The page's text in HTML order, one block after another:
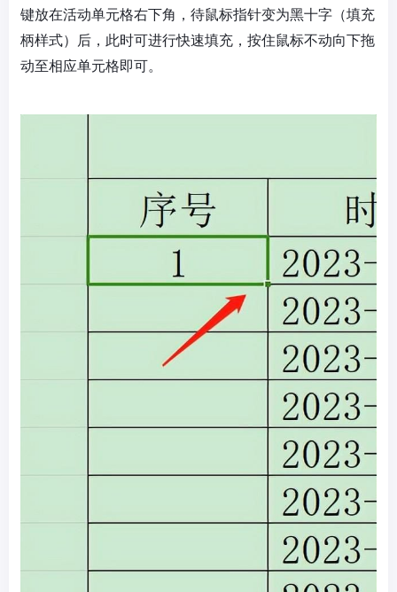
键放在活动单元格右下角，待鼠标指针变为黑十字（填充
柄样式）后，此时可进行快速填充，按住鼠标不动向下拖
动至相应单元格即可。